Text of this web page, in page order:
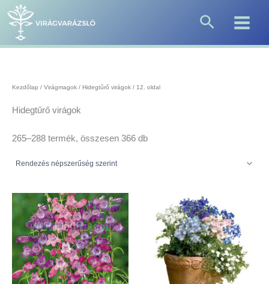
Skip
content
Search
Kezdőlap / Virágmagok / Hidegtűrő virágok / 12. oldal
Hidegtűrő virágok
265–288 termék, összesen 366 db